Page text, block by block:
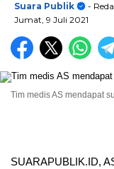
Suara Publik
-
Jumat, 9 Juli 2021
Tim medis AS mendapat
SUARAPUBLIK.ID,